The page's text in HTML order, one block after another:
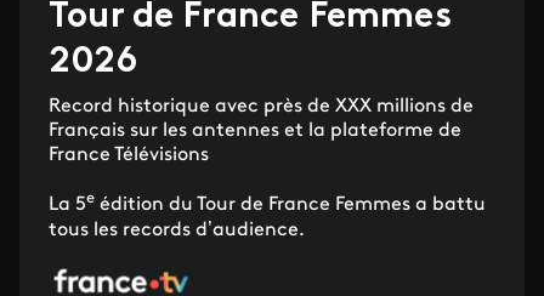
Tour de France Femmes
2026
Record historique avec près de XXX millions de
Français sur les antennes et la plateforme de
France Télévisions
La 5e édition du Tour de France Femmes a battu
tous les records d’audience.